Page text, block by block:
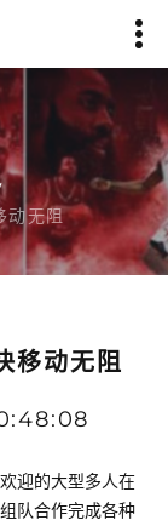
动无阻
移动无阻
迎的大型多人在
队合作完成各种